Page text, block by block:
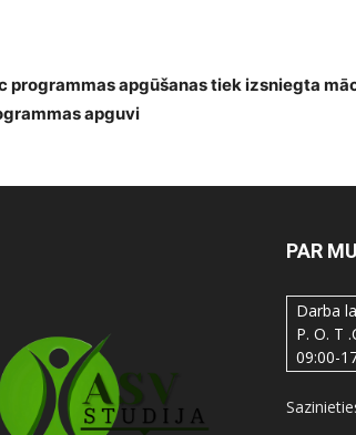
programmas apgūšanas tiek izsniegta
apguvi
PAR
Darba
P. O. T
09:00-